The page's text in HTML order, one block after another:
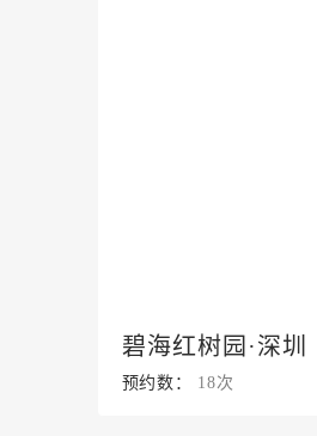
碧海红树园·深圳
预约数： 18次